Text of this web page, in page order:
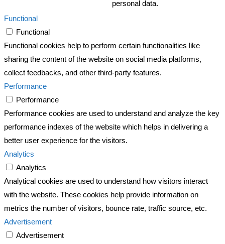
personal data.
Functional
Functional
Functional cookies help to perform certain functionalities like
sharing the content of the website on social media platforms,
collect feedbacks, and other third-party features.
Performance
Performance
Performance cookies are used to understand and analyze the key
performance indexes of the website which helps in delivering a
better user experience for the visitors.
Analytics
Analytics
Analytical cookies are used to understand how visitors interact
with the website. These cookies help provide information on
metrics the number of visitors, bounce rate, traffic source, etc.
Advertisement
Advertisement